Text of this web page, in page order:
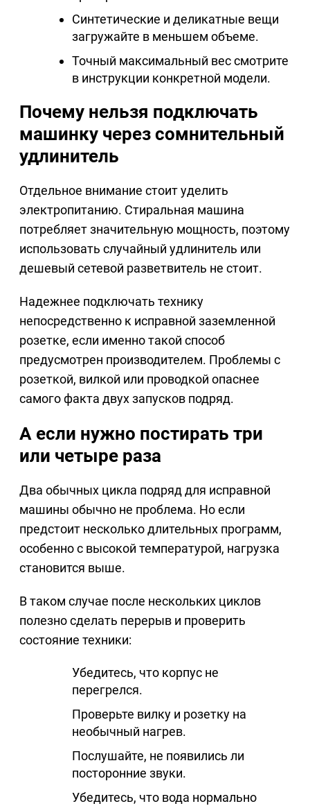
Синтетические и деликатные вещи
загружайте в меньшем объеме.
Точный максимальный вес смотрите
в инструкции конкретной модели.
Почему нельзя подключать
машинку через сомнительный
удлинитель
Отдельное внимание стоит уделить
электропитанию. Стиральная машина
потребляет значительную мощность, поэтому
использовать случайный удлинитель или
дешевый сетевой разветвитель не стоит.
Надежнее подключать технику
непосредственно к исправной заземленной
розетке, если именно такой способ
предусмотрен производителем. Проблемы с
розеткой, вилкой или проводкой опаснее
самого факта двух запусков подряд.
А если нужно постирать три
или четыре раза
Два обычных цикла подряд для исправной
машины обычно не проблема. Но если
предстоит несколько длительных программ,
особенно с высокой температурой, нагрузка
становится выше.
В таком случае после нескольких циклов
полезно сделать перерыв и проверить
состояние техники:
Убедитесь, что корпус не
перегрелся.
Проверьте вилку и розетку на
необычный нагрев.
Послушайте, не появились ли
посторонние звуки.
Убедитесь, что вода нормально